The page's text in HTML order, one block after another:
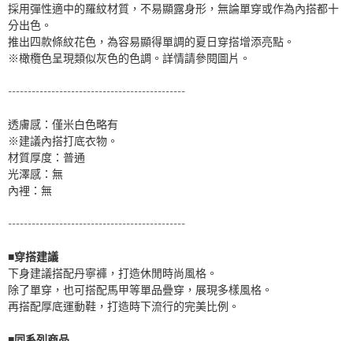
採用彈性適中的羅紋材質，不易顯露身形，無論單穿或作為內搭都十
分出色。
推出四款條紋花色，為容易顯得單調的夏日穿搭增添亮點。
※橄欖色呈現類似灰色的色調。詳情請參閱圖片。
---------------------------------------------
透膚感：僅米白色略有
※建議內搭打底衣物。
材質厚度：普通
光澤感：無
內裡：無
---------------------------------------------
■穿搭建議
下身建議搭配丹寧褲，打造休閒時尚風格。
除了單穿，也可搭配馬甲等單品疊穿，展現多樣風格。
再搭配厚底運動鞋，打造時下流行的完美比例。